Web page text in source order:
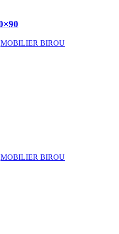
MOBILIER BIROU
MOBILIER BIROU